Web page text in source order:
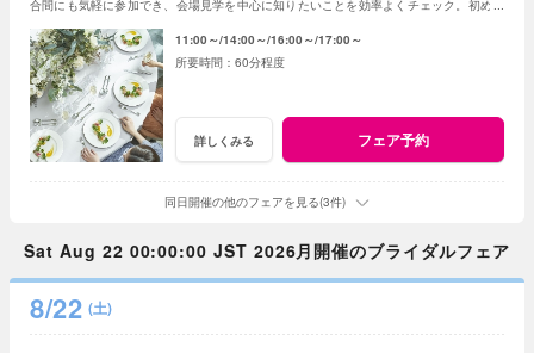
合間にも気軽に参加でき、会場見学を中心に知りたいことを効率よくチェック。初めて
11:00～ 14:00～ 16:00～ 17:00～
60分程度
詳しくみる フェア予約
同日開催の他のフェアを見る(3件)
Sat Aug 22 00:00:00 JST 2026月開催のブライダルフェア
8/22 (土)